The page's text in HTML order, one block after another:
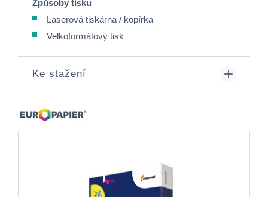
Způsoby tisku
Laserová tiskárna / kopírka
Velkoformátový tisk
Ke stažení